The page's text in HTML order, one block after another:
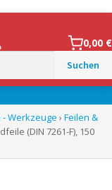
0,00 €
Werkzeuge › Feilen &
(DIN 7261-F), 150